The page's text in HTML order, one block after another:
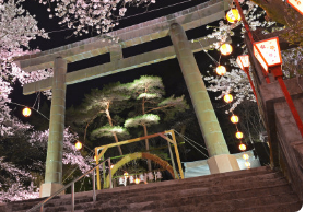
祭
家の里）
習館）
の舞
演奏①
①
ニタウン 伝統芸能猿まわし